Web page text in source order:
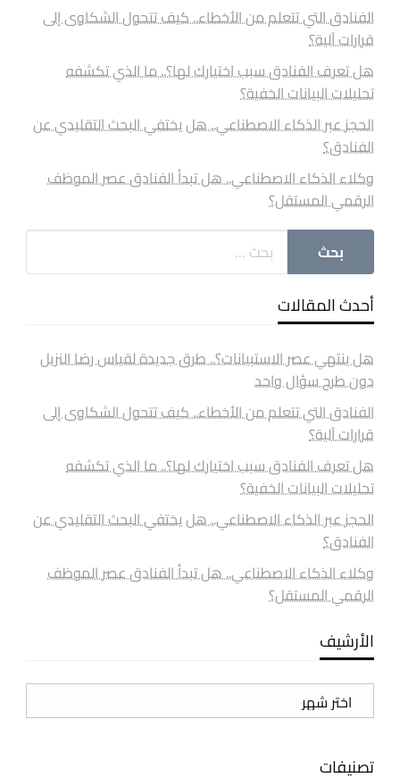
الفنادق التي تتعلم من الأخطاء.. كيف تتحول الشكاوى إلى
قرارات آلية؟
هل تعرف الفنادق سبب اختيارك لها؟.. ما الذي تكشفه
تحليلات البيانات الخفية؟
الحجز عبر الذكاء الاصطناعي.. هل يختفي البحث التقليدي عن
الفنادق؟
وكلاء الذكاء الاصطناعي.. هل تبدأ الفنادق عصر الموظف
الرقمي المستقل؟
أحدث المقالات
هل ينتهي عصر الاستبيانات؟.. طرق جديدة لقياس رضا النزيل
دون طرح سؤال واحد
الفنادق التي تتعلم من الأخطاء.. كيف تتحول الشكاوى إلى
قرارات آلية؟
هل تعرف الفنادق سبب اختيارك لها؟.. ما الذي تكشفه
تحليلات البيانات الخفية؟
الحجز عبر الذكاء الاصطناعي.. هل يختفي البحث التقليدي عن
الفنادق؟
وكلاء الذكاء الاصطناعي.. هل تبدأ الفنادق عصر الموظف
الرقمي المستقل؟
الأرشيف
الأرشيف
تصنيفات